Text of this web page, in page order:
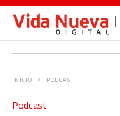
INICIO PODCAST
Podcast